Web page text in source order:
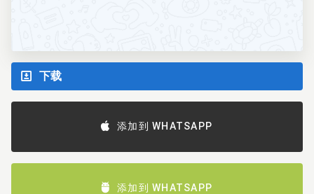
下载
添加到 WHATSAPP
添加到 WHATSAPP